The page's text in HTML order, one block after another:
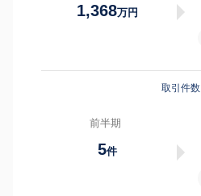
1,368万円
取引件数
前半期
5件